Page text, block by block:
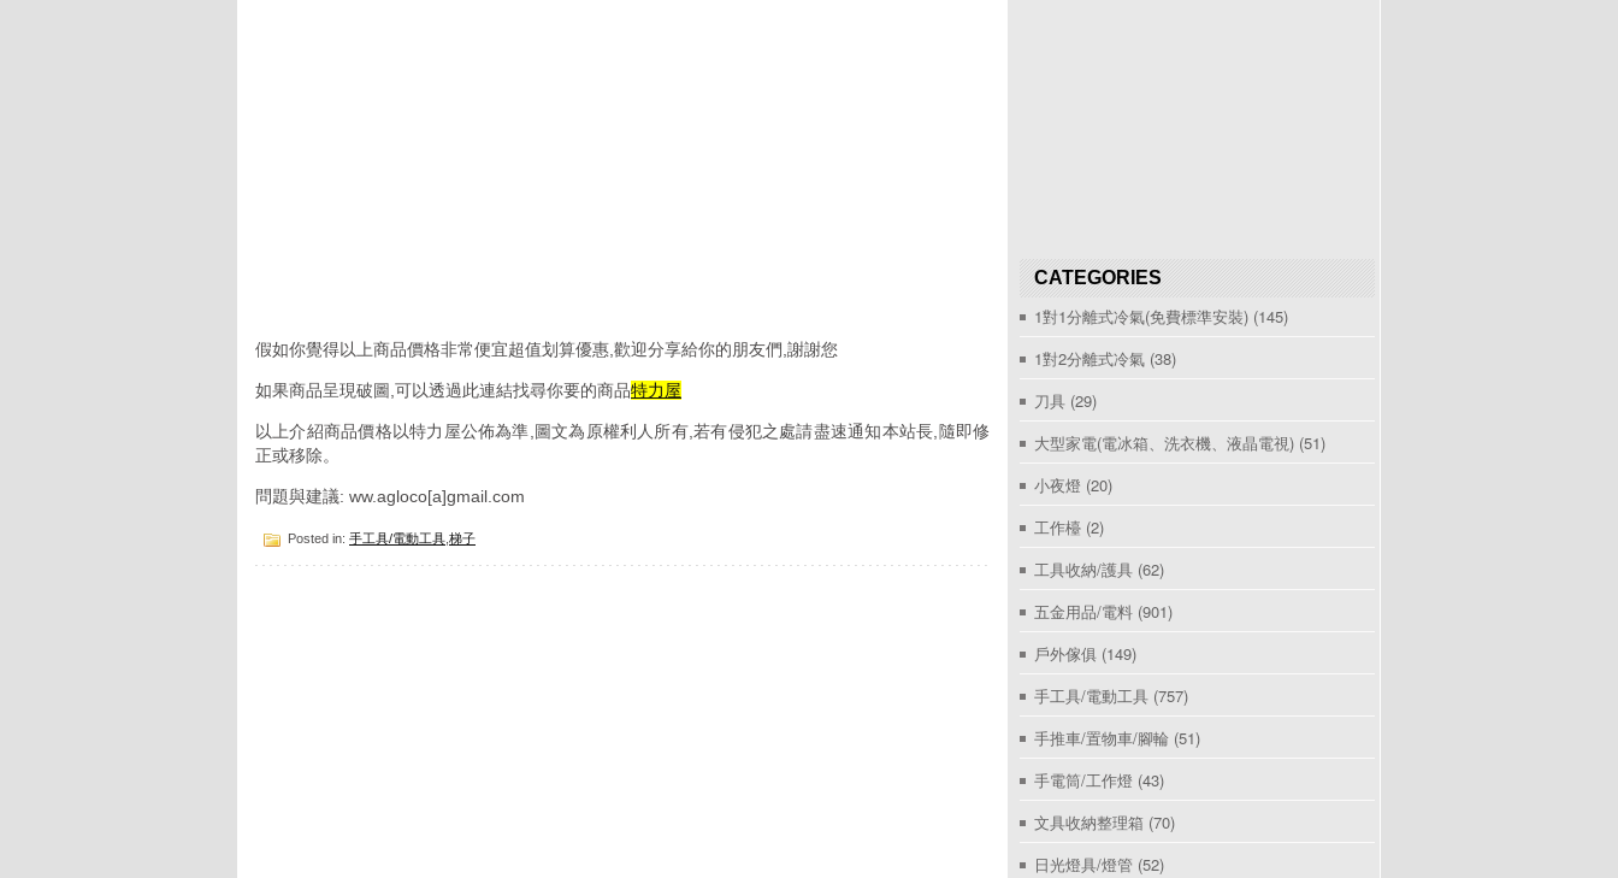
假如你覺得以上商品價格非常便宜超值划算優惠,歡迎分享給你的朋友們,謝謝您
如果商品呈現破圖,可以透過此連結找尋你要的商品特力屋
以上介紹商品價格以特力屋公佈為準,圖文為原權利人所有,若有侵犯之處請盡速通知本站長,隨即修
正或移除。
問題與建議: ww.agloco[a]gmail.com
Posted in: 手工具/電動工具 梯子
CATEGORIES
1對1分離式冷氣(免費標準安裝) (145)
1對2分離式冷氣 (38)
刀具 (29)
大型家電(電冰箱、洗衣機、液晶電視) (51)
小夜燈 (20)
工作檯 (2)
工具收納/護具 (62)
五金用品/電料 (901)
戶外傢俱 (149)
手工具/電動工具 (757)
手推車/置物車/腳輪 (51)
手電筒/工作燈 (43)
文具收納整理箱 (70)
日光燈具/燈管 (52)